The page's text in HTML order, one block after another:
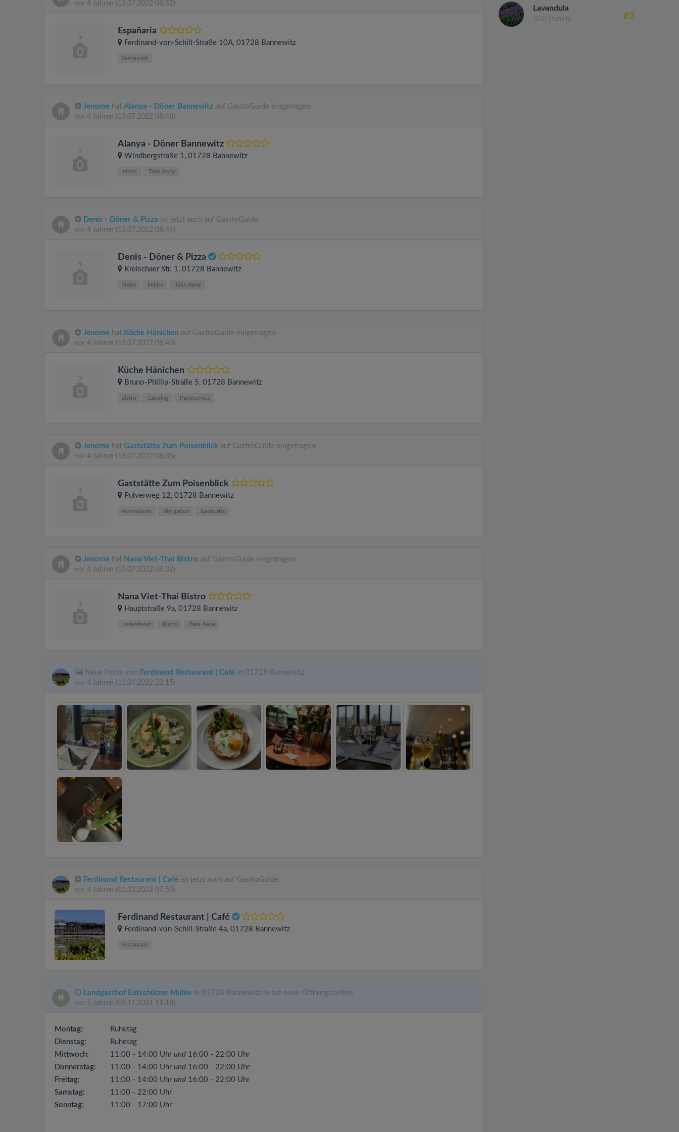
vor 4 Jahren (13.07.2022 08:52)
Españaria
Ferdinand-von-Schill-Straße 10A, 01728 Bannewitz
Restaurant
Jenome hat Alanya - Döner Bannewitz auf GastroGuide eingetragen
vor 4 Jahren (13.07.2022 08:48)
Alanya - Döner Bannewitz
Windbergstraße 1, 01728 Bannewitz
Imbiss Take Away
Denis - Döner & Pizza ist jetzt auch auf GastroGuide
vor 4 Jahren (13.07.2022 08:44)
Denis - Döner & Pizza
Kreischaer Str. 1, 01728 Bannewitz
Bistro Imbiss Take Away
Jenome hat Küche Hänichen auf GastroGuide eingetragen
vor 4 Jahren (13.07.2022 08:40)
Küche Hänichen
Bruno-Phillip-Straße 5, 01728 Bannewitz
Bistro Catering Partyservice
Jenome hat Gaststätte Zum Poisenblick auf GastroGuide eingetragen
vor 4 Jahren (13.07.2022 08:35)
Gaststätte Zum Poisenblick
Pulverweg 12, 01728 Bannewitz
Vereinsheim Biergarten Gaststätte
Jenome hat Nana Viet-Thai Bistro auf GastroGuide eingetragen
vor 4 Jahren (13.07.2022 08:32)
Nana Viet-Thai Bistro
Hauptstraße 9a, 01728 Bannewitz
Lieferdienst Bistro Take Away
Neue Fotos von Ferdinand Restaurant | Café in 01728 Bannewitz.
vor 4 Jahren (11.04.2022 22:15)
Ferdinand Restaurant | Café ist jetzt auch auf GastroGuide
vor 4 Jahren (01.03.2022 07:53)
Ferdinand Restaurant | Café
Ferdinand-von-Schill-Straße 4a, 01728 Bannewitz
Restaurant
Landgasthof Eutschützer Mühle in 01728 Bannewitz in hat neue Öffnungszeiten.
vor 5 Jahren (06.11.2021 11:18)
Montag:
Ruhetag
Dienstag:
Ruhetag
Mittwoch:
11:00 - 14:00 Uhr und 16:00 - 22:00 Uhr
Donnerstag:
11:00 - 14:00 Uhr und 16:00 - 22:00 Uhr
Freitag:
11:00 - 14:00 Uhr und 16:00 - 22:00 Uhr
Samstag:
11:00 - 22:00 Uhr
Sonntag:
11:00 - 17:00 Uhr
Lavandula
350 Punkte #3